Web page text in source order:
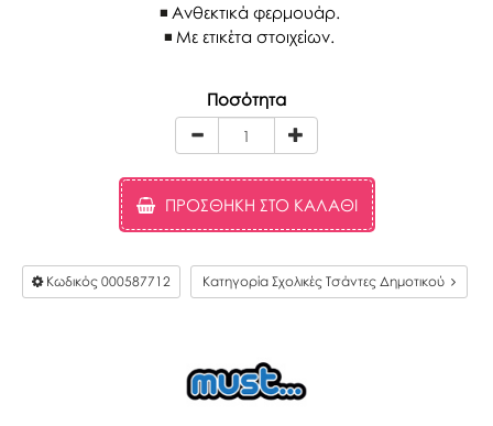
Ανθεκτικά φερμουάρ.
Με ετικέτα στοιχείων.
Ποσότητα
ΠΡΟΣΘΉΚΗ ΣΤΟ ΚΑΛΆΘΙ
Κωδικός 000587712 Κατηγορία Σχολικές Τσάντες Δημοτικού